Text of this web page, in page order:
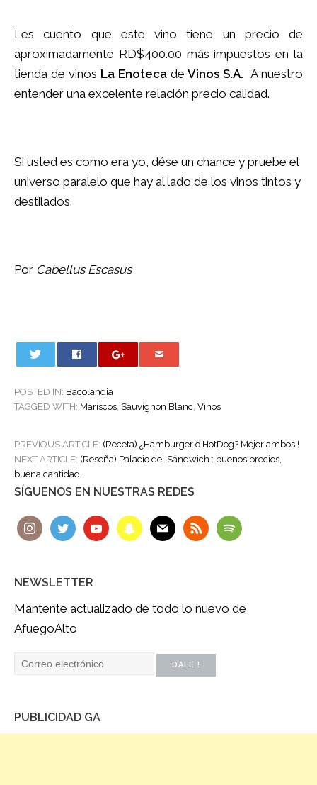
Les cuento que este vino tiene un precio de
aproximadamente RD$400.00 más impuestos en la
tienda de vinos La EnotecadeVinos S.A. A nuestro
entender una excelente relación precio calidad.
Si usted es como era yo, dése un chance y pruebe el
universo paralelo que hay al lado de los vinos tintos y
destilados.
Por Cabellus Escasus
POSTED IN: Bacolandia
TAGGED WITH: Mariscos, Sauvignon Blanc, Vinos
POST
NAVIGATION
PREVIOUS ARTICLE: (Receta) ¿Hamburger o HotDog? Mejor ambos !
NEXT ARTICLE: (Reseña) Palacio del Sándwich : buenos precios,
buena cantidad.
SÍGUENOS EN NUESTRAS REDES
NEWSLETTER
Mantente actualizado de todo lo nuevo de
AfuegoAlto
PUBLICIDAD GA